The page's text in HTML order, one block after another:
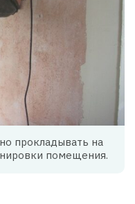
прокладывать на
помещения.